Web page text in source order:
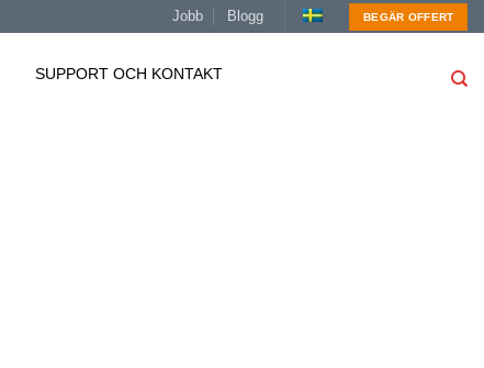
Jobb Blogg BEGÄR OFFERT
SUPPORT OCH KONTAKT